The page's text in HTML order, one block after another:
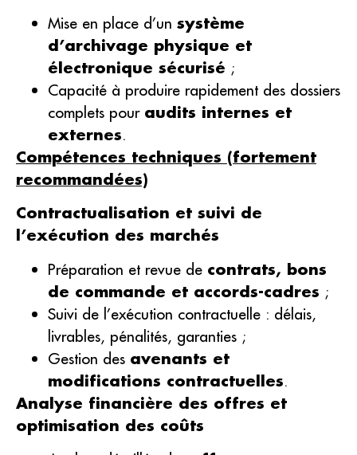
Mise en place d’un système
d’archivage physique et
électronique sécurisé ;
Capacité à produire rapidement des dossiers
complets pour audits internes et
externes.
Compétences techniques (fortement
recommandées)
Contractualisation et suivi de
l’exécution des marchés
Préparation et revue de contrats, bons
de commande et accords-cadres ;
Suivi de l’exécution contractuelle : délais,
livrables, pénalités, garanties ;
Gestion des avenants et
modifications contractuelles.
Analyse financière des offres et
optimisation des coûts